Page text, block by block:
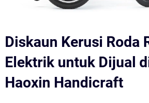
Diskaun Kerusi Roda
Elektrik untuk Dijual
Haoxin Handicraft